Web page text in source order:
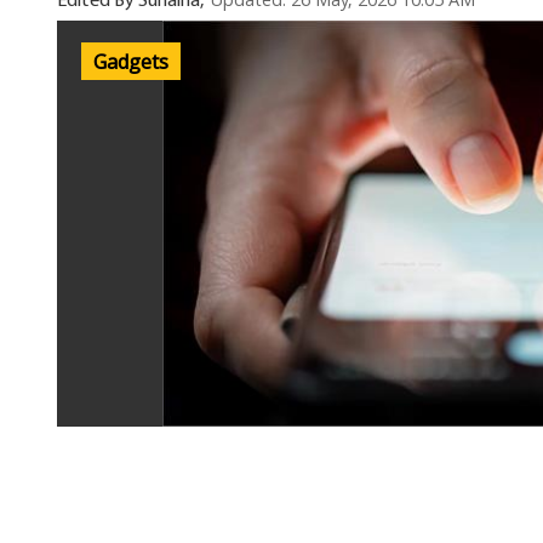
Gadgets